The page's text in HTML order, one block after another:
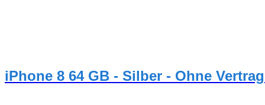
iPhone 8 64 GB - Silber - Ohne